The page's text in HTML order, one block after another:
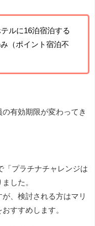
ルに16泊宿泊する
（ポイント宿泊不
有効期限が変わってき
「プラチナチャレンジは
した。
、検討される方はマリ
すすめします。